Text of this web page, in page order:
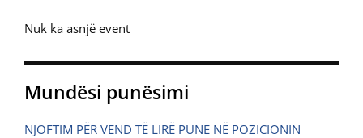
Nuk ka asnjë event
Mundësi punësimi
NJOFTIM PËR VEND TË LIRË PUNE NË POZICIONIN